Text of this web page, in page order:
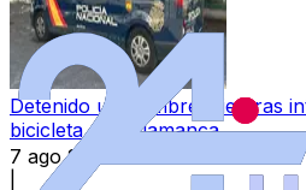
Detenido un hombre mientras
bicicleta en Salamanca
7 ago 2026